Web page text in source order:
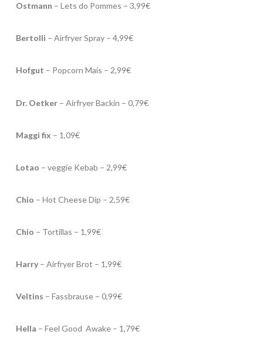
Ostmann – Lets do Pommes – 3,99€
Bertolli – Airfryer Spray – 4,99€
Hofgut – Popcorn Mais – 2,99€
Dr. Oetker– Airfryer Backin – 0,79€
Maggi fix – 1,09€
Lotao – veggie Kebab – 2,99€
Chio – Hot Cheese Dip – 2,59€
Chio – Tortillas – 1,99€
Harry– Airfryer Brot – 1,99€
Veltins – Fassbrause – 0,99€
Hella – Feel Good Awake – 1,79€